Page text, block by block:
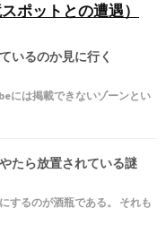
ポットとの遭遇）
いるのか見に行く
には掲載できないゾーンとい
たら放置されている謎
するのが酒瓶である。 それも